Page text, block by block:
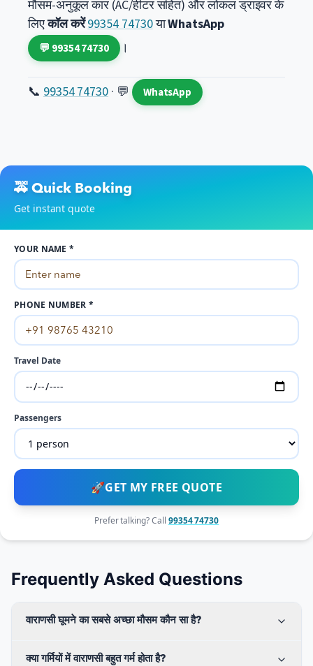
मौसम-अनुकूल कार (AC/हीटर सहित) और लोकल ड्राइवर के
लिएकॉल करें99354 74730याWhatsApp
💬 99354 74730 ।
📞 99354 74730 · 💬 WhatsApp
🚕 Quick Booking
Get instant quote
YOUR NAME *
PHONE NUMBER *
Travel Date
Passengers
🚀GET MY FREE QUOTE
Prefer talking? Call 99354 74730
Frequently Asked Questions
वाराणसी घूमने का सबसे अच्छा मौसम कौन सा है?
क्या गर्मियों में वाराणसी बहुत गर्म होता है?